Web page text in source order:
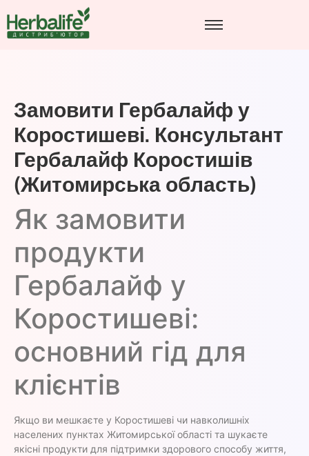
Замовити Гербалайф у
Коростишеві. Консультант
Гербалайф Коростишів
(Житомирська область)
Як замовити
продукти
Гербалайф у
Коростишеві:
основний гід для
клієнтів
Якщо ви мешкаєте у Коростишеві чи навколишніх
населених пунктах Житомирської області та шукаєте
якісні продукти для підтримки здорового способу життя,